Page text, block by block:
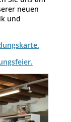
neuen
und